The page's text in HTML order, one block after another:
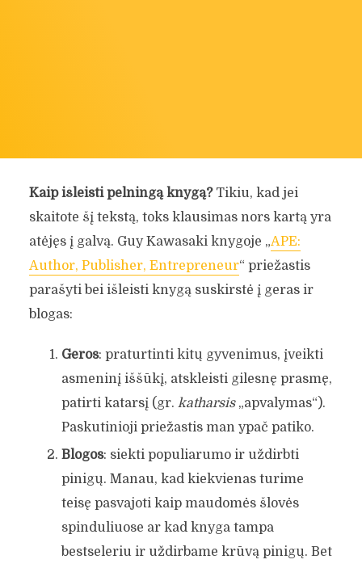
Kaip išleisti pelningą knygą? Tikiu, kad jei
skaitote šį tekstą, toks klausimas nors kartą yra
atėjęs į galvą. Guy Kawasaki knygoje „APE:
Author, Publisher, Entrepreneur“ priežastis
parašyti bei išleisti knygą suskirstė į geras ir
blogas:
Geros: praturtinti kitų gyvenimus, įveikti
asmeninį iššūkį, atskleisti gilesnę prasmę,
patirti katarsį (gr. katharsis „apvalymas“).
Paskutinioji priežastis man ypač patiko.
Blogos: siekti populiarumo ir uždirbti
pinigų. Manau, kad kiekvienas turime
teisę pasvajoti kaip maudomės šlovės
spinduliuose ar kad knyga tampa
bestseleriu ir uždirbame krūvą pinigų. Bet